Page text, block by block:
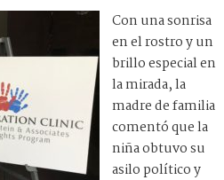
Con una sonrisa
en el rostro y un
brillo especial en
la mirada, la
madre de familia
comentó que la
niña obtuvo su
asilo político y